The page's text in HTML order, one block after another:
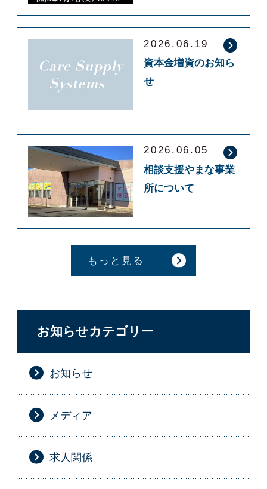
2026.06.19
資本金増資のお知ら
せ
2026.06.05
相談支援やまな事業
所について
もっと見る
お知らせカテゴリー
お知らせ
メディア
求人関係